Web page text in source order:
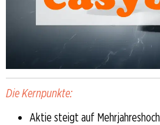
Die Kernpunkte:
Aktie steigt auf Mehrjahreshoch